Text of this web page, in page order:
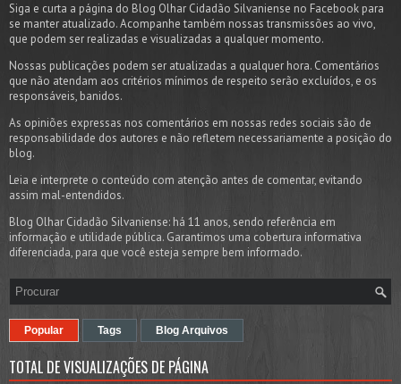
Siga e curta a página do Blog Olhar Cidadão Silvaniense no Facebook para
se manter atualizado. Acompanhe também nossas transmissões ao vivo,
que podem ser realizadas e visualizadas a qualquer momento.
Nossas publicações podem ser atualizadas a qualquer hora. Comentários
que não atendam aos critérios mínimos de respeito serão excluídos, e os
responsáveis, banidos.
As opiniões expressas nos comentários em nossas redes sociais são de
responsabilidade dos autores e não refletem necessariamente a posição do
blog.
Leia e interprete o conteúdo com atenção antes de comentar, evitando
assim mal-entendidos.
Blog Olhar Cidadão Silvaniense: há 11 anos, sendo referência em
informação e utilidade pública. Garantimos uma cobertura informativa
diferenciada, para que você esteja sempre bem informado.
Popular Tags Blog Arquivos
TOTAL DE VISUALIZAÇÕES DE PÁGINA